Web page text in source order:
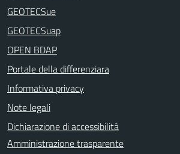
GEOTECSue
GEOTECSuap
OPEN BDAP
Portale della differenziara
Informativa privacy
Note legali
Dichiarazione di accessibilità
Amministrazione trasparente